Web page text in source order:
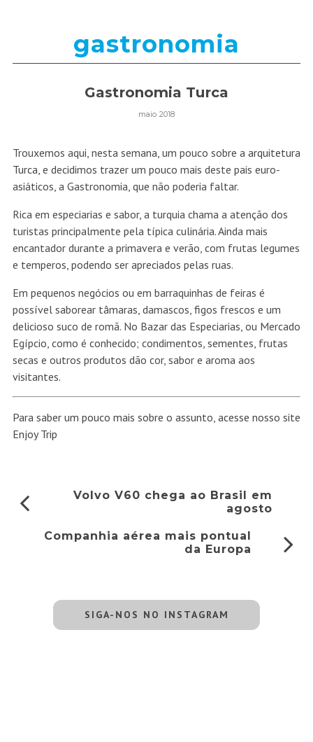
gastronomia
Gastronomia Turca
maio 2018
Trouxemos aqui, nesta semana, um pouco sobre a arquitetura
Turca, e decidimos trazer um pouco mais deste pais euro-
asiáticos, a Gastronomia, que não poderia faltar.
Rica em especiarias e sabor, a turquia chama a atenção dos
turistas principalmente pela típica culinária. Ainda mais
encantador durante a primavera e verão, com frutas legumes
e temperos, podendo ser apreciados pelas ruas.
Em pequenos negócios ou em barraquinhas de feiras é
possível saborear tâmaras, damascos, figos frescos e um
delicioso suco de romã. No Bazar das Especiarias, ou Mercado
Egípcio, como é conhecido; condimentos, sementes, frutas
secas e outros produtos dão cor, sabor e aroma aos
visitantes.
Para saber um pouco mais sobre o assunto, acesse nosso site
Enjoy Trip
Volvo V60 chega ao Brasil em
agosto
Companhia aérea mais pontual
da Europa
SIGA-NOS NO INSTAGRAM